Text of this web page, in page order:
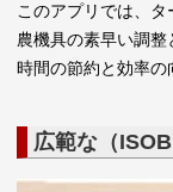
このアプリでは、
農機具の素早い調
時間の節約と効率
広範な（